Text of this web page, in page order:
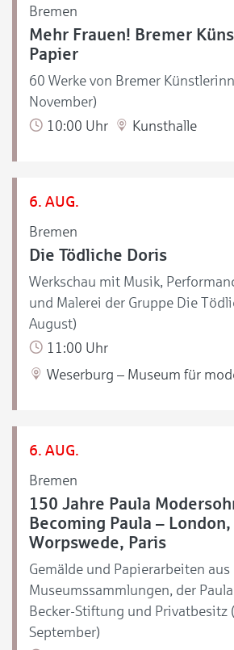
Bremen
Mehr Frauen! Bremer
Papier
60 Werke von Bremer
November)
10:00 Uhr
Kunsthalle
6. AUG.
Bremen
Die Tödliche Doris
Werkschau mit Musik,
und Malerei der Gruppe Die
August)
11:00 Uhr
Weserburg – Museum für
6. AUG.
Bremen
150 Jahre Paula
Becoming Paula –
Worpswede, Paris
Gemälde und Papierarbeiten aus
Museumssammlungen, der
Becker-Stiftung und Privatbesitz
September)